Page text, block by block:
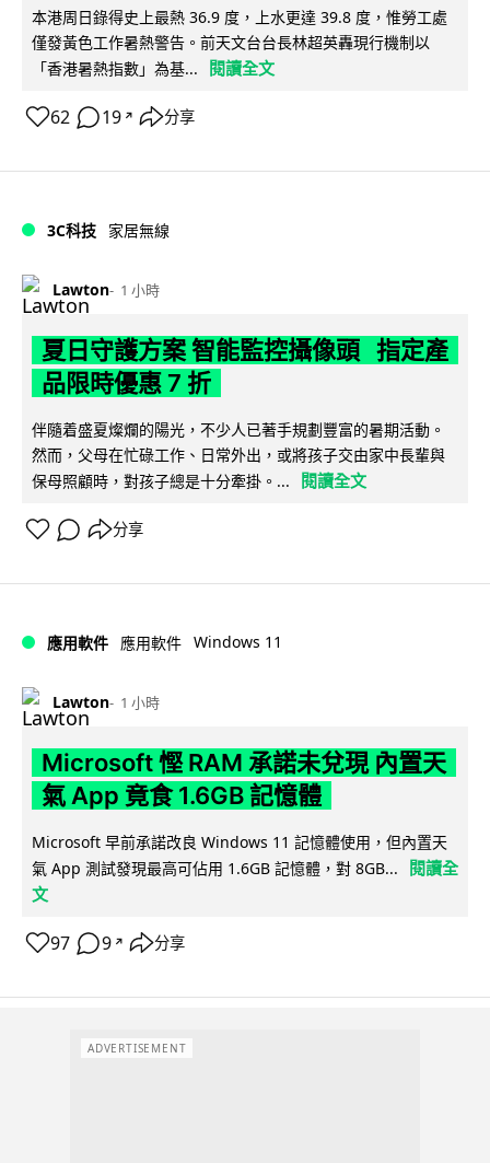
本港周日錄得史上最熱 36.9 度，上水更達 39.8 度，惟勞工處
僅發黃色工作暑熱警告。前天文台台長林超英轟現行機制以
「香港暑熱指數」為基...
閱讀全文
62 19 ↗ 分享
3C科技 家居無線
Lawton 1 小時
夏日守護方案 智能監控攝像頭 指定產
品限時優惠 7 折
伴隨着盛夏燦爛的陽光，不少人已著手規劃豐富的暑期活動。
然而，父母在忙碌工作、日常外出，或將孩子交由家中長輩與
保母照顧時，對孩子總是十分牽掛。...
閱讀全文
分享
應用軟件 應用軟件 Windows 11
Lawton 1 小時
Microsoft 慳 RAM 承諾未兌現 內置天
氣 App 竟食 1.6GB 記憶體
Microsoft 早前承諾改良 Windows 11 記憶體使用，但內置天
氣 App 測試發現最高可佔用 1.6GB 記憶體，對 8GB...
閱讀全
文
97 9 ↗ 分享
ADVERTISEMENT